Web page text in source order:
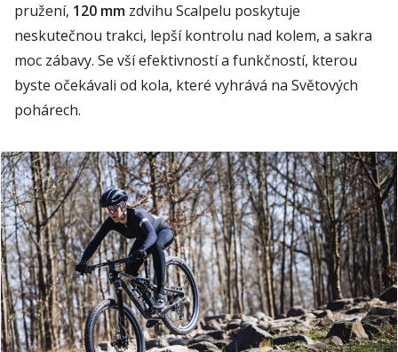
pružení, 120 mm zdvihu Scalpelu poskytuje
neskutečnou trakci, lepší kontrolu nad kolem, a sakra
moc zábavy. Se vší efektivností a funkčností, kterou
byste očekávali od kola, které vyhrává na Světových
pohárech.